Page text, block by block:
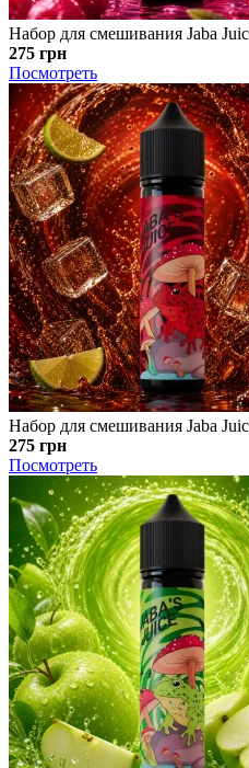
Набор для смешивания Jaba
275 грн
Посмотреть
Набор для смешивания Jaba
275 грн
Посмотреть